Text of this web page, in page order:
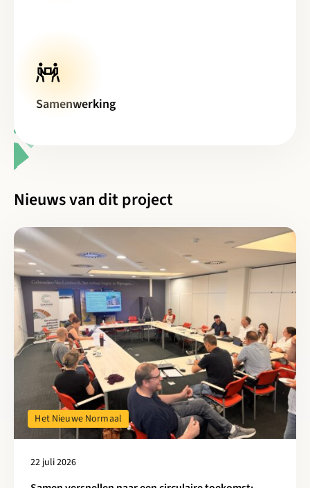
Samenwerking
Nieuws van dit project
22 juli 2026
Het Nieuwe Normaal
Lees meer over Samen versnellen naar een circulaire